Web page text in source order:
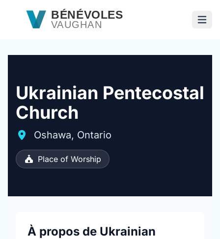
Passer au contenu principal
BÉNÉVOLES
VAUGHAN
Ukrainian Pentecostal
Church
Oshawa, Ontario
Place of Worship
À propos de Ukrainian